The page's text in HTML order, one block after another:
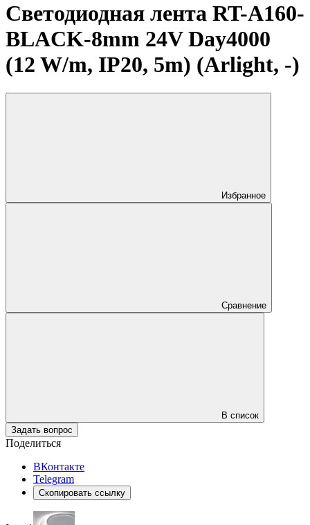
Светодиодная лента RT-A160-
BLACK-8mm 24V Day4000
(12 W/m, IP20, 5m) (Arlight, -)
Избранное
Сравнение
В список
Задать вопрос
Поделиться
ВКонтакте
Telegram
Скопировать ссылку